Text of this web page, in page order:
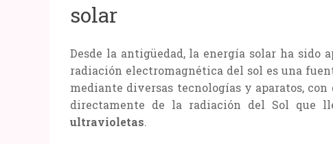
solar
Desde la antigüedad, la energía solar ha sido
radiación electromagnética del sol es una
mediante diversas tecnologías y aparatos,
directamente de la radiación del Sol que
ultravioletas.